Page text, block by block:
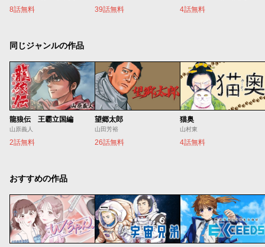
8話無料 39話無料 4話無料
同じジャンルの作品
龍狼伝 王霸立国編
山原義人
2話無料
望郷太郎
山田芳裕
26話無料
猫奥
山村東
4話無料
おすすめの作品